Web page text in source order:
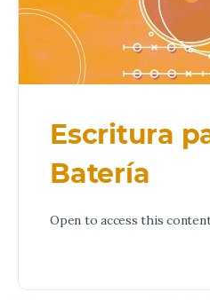
Escritura
Batería
Open to access this